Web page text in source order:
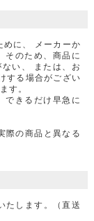
めに、 メーカーか
そのため、商品に
い、 または、お
する場合がござい
す。
できるだけ早急に
際の商品と異なる
たします。（直送